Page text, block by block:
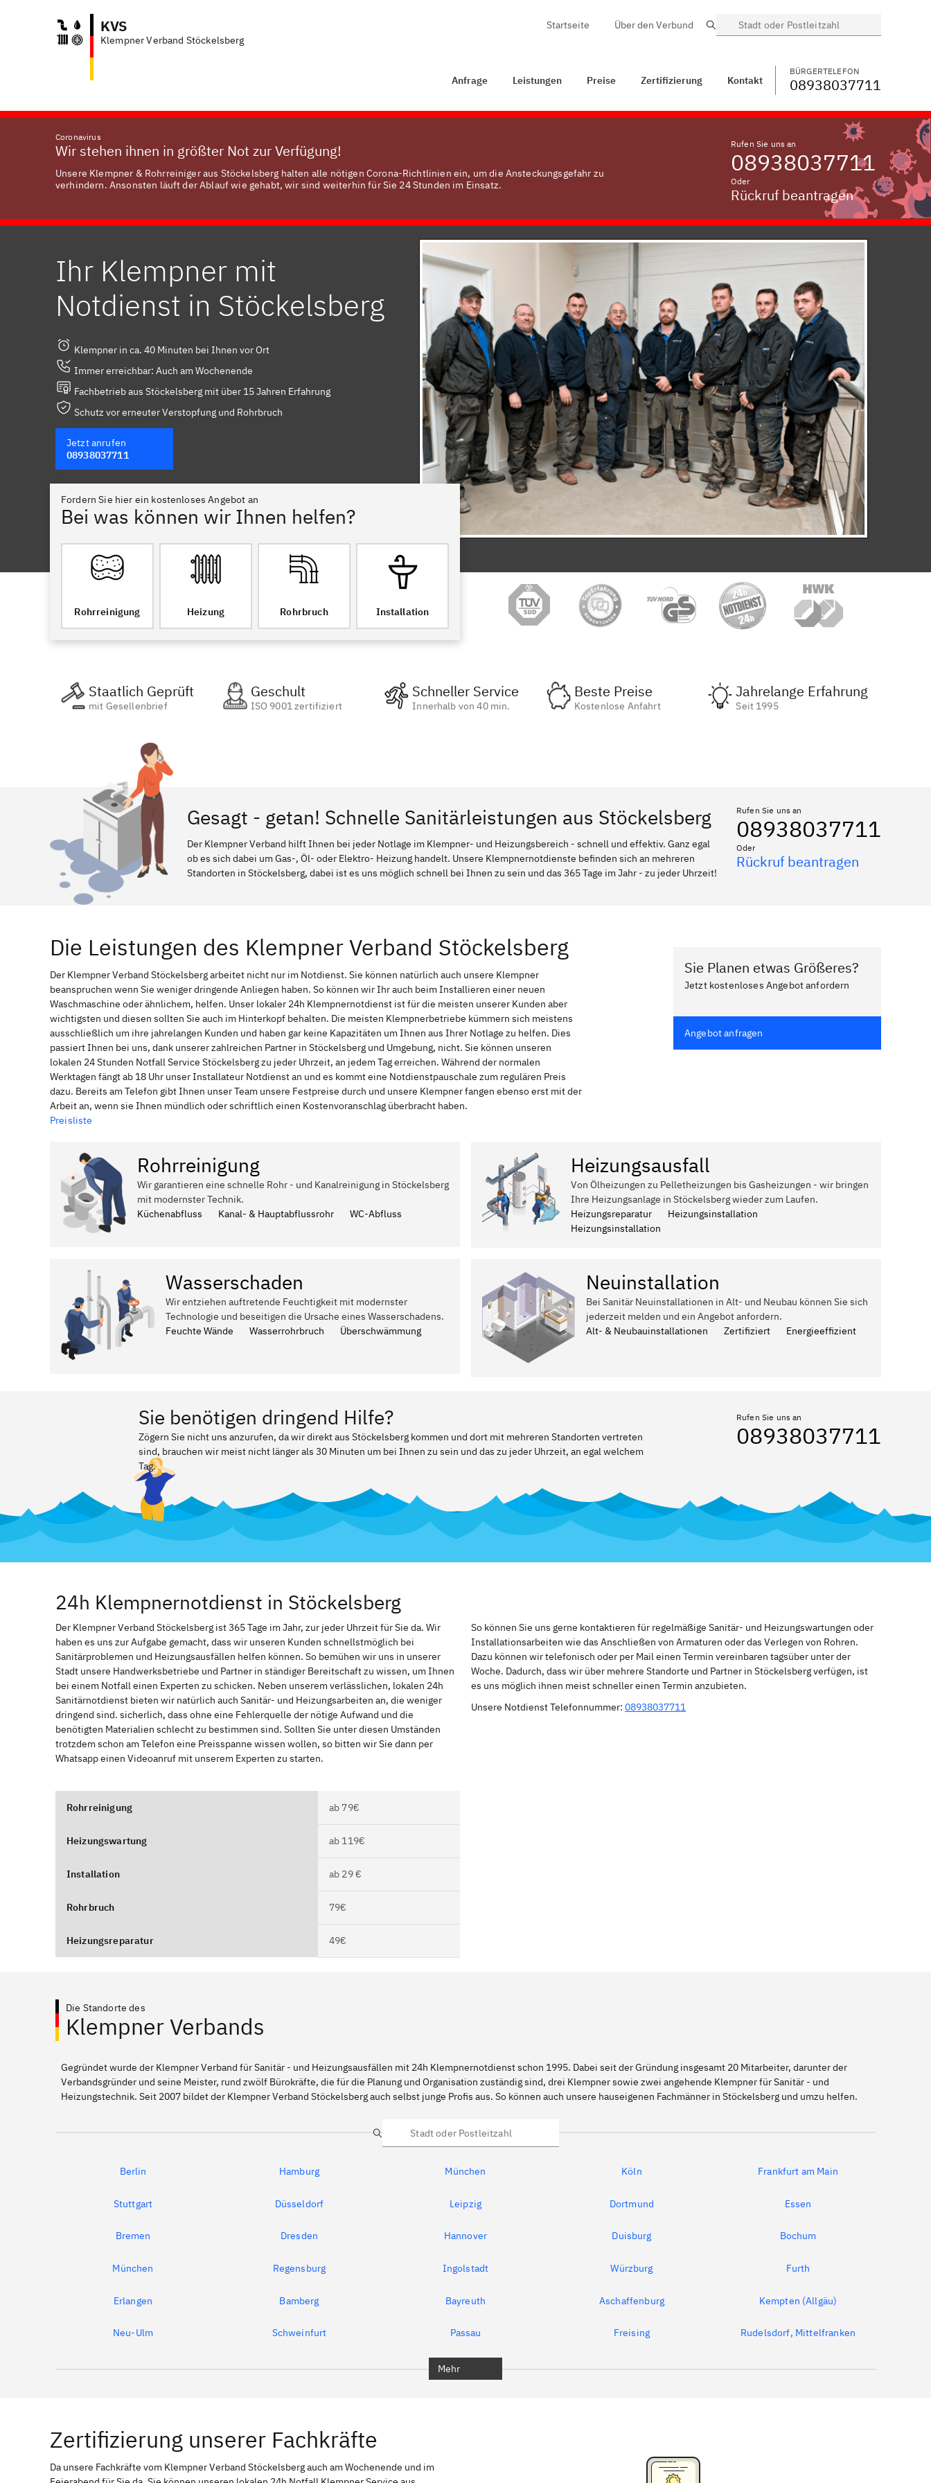
KVS
Klempner Verband Stöckelsberg
BÜRGERTELEFON WECHSELN
Startseite Über den Verbund Suche
Anfrage Leistungen Preise Zertifizierung Kontakt
BÜRGERTELEFON
08938037711
Coronavirus
Wir stehen ihnen in größter Not zur Verfügung!
Unsere Klempner & Rohrreiniger aus Stöckelsberg halten alle nötigen Corona-Richtlinien ein, um die Ansteckungsgefahr zu
verhindern. Ansonsten läuft der Ablauf wie gehabt, wir sind weiterhin für Sie 24 Stunden im Einsatz.
Rufen Sie uns an
08938037711
Oder
Rückruf beantragen
Ihr Klempner mit
Notdienst in Stöckelsberg
Klempner in ca. 40 Minuten bei Ihnen vor Ort
Immer erreichbar: Auch am Wochenende
Fachbetrieb aus Stöckelsberg mit über 15 Jahren Erfahrung
Schutz vor erneuter Verstopfung und Rohrbruch
Jetzt anrufen
08938037711
Fordern Sie hier ein kostenloses Angebot an
Bei was können wir Ihnen helfen?
Rohrreinigung Heizung Rohrbruch Installation
Staatlich Geprüft
mit Gesellenbrief
Geschult
ISO 9001 zertifiziert
Schneller Service
Innerhalb von 40 min.
Beste Preise
Kostenlose Anfahrt
Jahrelange Erfahrung
Seit 1995
Gesagt - getan! Schnelle Sanitärleistungen aus Stöckelsberg
Der Klempner Verband hilft Ihnen bei jeder Notlage im Klempner- und Heizungsbereich - schnell und effektiv. Ganz egal
ob es sich dabei um Gas-, Öl- oder Elektro- Heizung handelt. Unsere Klempnernotdienste befinden sich an mehreren
Standorten in Stöckelsberg, dabei ist es uns möglich schnell bei Ihnen zu sein und das 365 Tage im Jahr - zu jeder Uhrzeit!
Rufen Sie uns an
08938037711
Oder
Rückruf beantragen
Die Leistungen des Klempner Verband Stöckelsberg
Der Klempner Verband Stöckelsberg arbeitet nicht nur im Notdienst. Sie können natürlich auch unsere Klempner
beanspruchen wenn Sie weniger dringende Anliegen haben. So können wir Ihr auch beim Installieren einer neuen
Waschmaschine oder ähnlichem, helfen. Unser lokaler 24h Klempnernotdienst ist für die meisten unserer Kunden aber
wichtigsten und diesen sollten Sie auch im Hinterkopf behalten. Die meisten Klempnerbetriebe kümmern sich meistens
ausschließlich um ihre jahrelangen Kunden und haben gar keine Kapazitäten um Ihnen aus Ihrer Notlage zu helfen. Dies
passiert Ihnen bei uns, dank unserer zahlreichen Partner in Stöckelsberg und Umgebung, nicht. Sie können unseren
lokalen 24 Stunden Notfall Service Stöckelsberg zu jeder Uhrzeit, an jedem Tag erreichen. Während der normalen
Werktagen fängt ab 18 Uhr unser Installateur Notdienst an und es kommt eine Notdienstpauschale zum regulären Preis
dazu. Bereits am Telefon gibt Ihnen unser Team unsere Festpreise durch und unsere Klempner fangen ebenso erst mit der
Arbeit an, wenn sie Ihnen mündlich oder schriftlich einen Kostenvoranschlag überbracht haben.
Preisliste
Sie Planen etwas Größeres?
Jetzt kostenloses Angebot anfordern
Angebot anfragen
Rohrreinigung
Wir garantieren eine schnelle Rohr - und Kanalreinigung in Stöckelsberg
mit modernster Technik.
Küchenabfluss
Kanal- & Hauptabflussrohr WC-Abfluss
Heizungsausfall
Von Ölheizungen zu Pelletheizungen bis Gasheizungen - wir bringen
Ihre Heizungsanlage in Stöckelsberg wieder zum Laufen.
Heizungsreparatur
Heizungsinstallation
Heizungsinstallation
Wasserschaden
Wir entziehen auftretende Feuchtigkeit mit modernster
Technologie und beseitigen die Ursache eines Wasserschadens.
Feuchte Wände
Wasserrohrbruch Überschwämmung
Neuinstallation
Bei Sanitär Neuinstallationen in Alt- und Neubau können Sie sich
jederzeit melden und ein Angebot anfordern.
Alt- & Neubauinstallationen
Zertifiziert Energieeffizient
Sie benötigen dringend Hilfe?
Zögern Sie nicht uns anzurufen, da wir direkt aus Stöckelsberg kommen und dort mit mehreren Standorten vertreten
sind, brauchen wir meist nicht länger als 30 Minuten um bei Ihnen zu sein und das zu jeder Uhrzeit, an egal welchem
Tag.
Rufen Sie uns an
08938037711
24h Klempnernotdienst in Stöckelsberg
Der Klempner Verband Stöckelsberg ist 365 Tage im Jahr, zur jeder Uhrzeit für Sie da. Wir
haben es uns zur Aufgabe gemacht, dass wir unseren Kunden schnellstmöglich bei
Sanitärproblemen und Heizungsausfällen helfen können. So bemühen wir uns in unserer
Stadt unsere Handwerksbetriebe und Partner in ständiger Bereitschaft zu wissen, um Ihnen
bei einem Notfall einen Experten zu schicken. Neben unserem verlässlichen, lokalen 24h
Sanitärnotdienst bieten wir natürlich auch Sanitär- und Heizungsarbeiten an, die weniger
dringend sind. sicherlich, dass ohne eine Fehlerquelle der nötige Aufwand und die
benötigten Materialien schlecht zu bestimmen sind. Sollten Sie unter diesen Umständen
trotzdem schon am Telefon eine Preisspanne wissen wollen, so bitten wir Sie dann per
Whatsapp einen Videoanruf mit unserem Experten zu starten.
So können Sie uns gerne kontaktieren für regelmäßige Sanitär- und Heizungswartungen oder
Installationsarbeiten wie das Anschließen von Armaturen oder das Verlegen von Rohren.
Dazu können wir telefonisch oder per Mail einen Termin vereinbaren tagsüber unter der
Woche. Dadurch, dass wir über mehrere Standorte und Partner in Stöckelsberg verfügen, ist
es uns möglich ihnen meist schneller einen Termin anzubieten.
Unsere Notdienst Telefonnummer: 08938037711
Rohrreinigung ab 79€
Heizungswartung ab 119€
Installation ab 29 €
Rohrbruch 79€
Heizungsreparatur 49€
Die Standorte des
Klempner Verbands
Gegründet wurde der Klempner Verband für Sanitär - und Heizungsausfällen mit 24h Klempnernotdienst schon 1995. Dabei seit der Gründung insgesamt 20 Mitarbeiter, darunter der
Verbandsgründer und seine Meister, rund zwölf Bürokräfte, die für die Planung und Organisation zuständig sind, drei Klempner sowie zwei angehende Klempner für Sanitär - und
Heizungstechnik. Seit 2007 bildet der Klempner Verband Stöckelsberg auch selbst junge Profis aus. So können auch unsere hauseigenen Fachmänner in Stöckelsberg und umzu helfen.
Suche
Berlin Hamburg München Köln Frankfurt am Main
Stuttgart Düsseldorf Leipzig Dortmund Essen
Bremen Dresden Hannover Duisburg Bochum
München Regensburg Ingolstadt Würzburg Furth
Erlangen Bamberg Bayreuth Aschaffenburg Kempten (Allgäu)
Neu-Ulm Schweinfurt Passau Freising Rudelsdorf, Mittelfranken
Mehr
Zertifizierung unserer Fachkräfte
Da unsere Fachkräfte vom Klempner Verband Stöckelsberg auch am Wochenende und im